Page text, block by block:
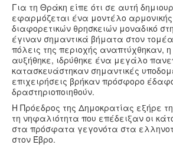
Για τη Θράκη είπε ότι σε αυτή
εφαρμόζεται ένα μοντέλο
διαφορετικών θρησκειών μοναδικό
έγιναν σημαντικά βήματα στον
πόλεις της περιοχής αναπτύχθηκαν,
αυξήθηκε, ιδρύθηκε ένα μεγάλο
κατασκευάστηκαν σημαντικές
επιχειρήσεις βρήκαν πρόσφορο
δραστηριοποιηθούν.
Η Πρόεδρος της Δημοκρατίας εξήρε
τη νηφαλιότητα που επέδειξαν οι
στα πρόσφατα γεγονότα στα
στον Έβρο.